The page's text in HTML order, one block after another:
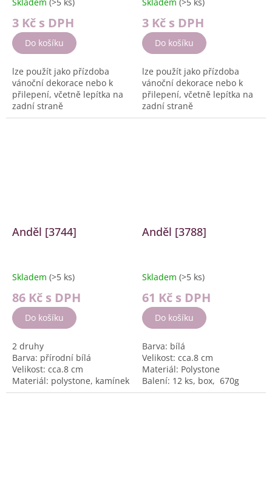
3 Kč s DPH
Do košíku
lze použít jako přízdoba
vánoční dekorace nebo k
přilepení, včetně lepítka na
zadní straně
Velikost: cca. 3 cm
3 Kč s DPH
Do košíku
lze použít jako přízdoba
vánoční dekorace nebo k
přilepení, včetně lepítka na
zadní straně
Velikost: cca. 3 cm
Anděl [3744]
Skladem (>5 ks)
86 Kč s DPH
Do košíku
2 druhy
Barva: přírodní bílá
Velikost: cca.8 cm
Materiál: polystone, kamínek
Balení: 12 ks, box, 760g
Anděl [3788]
Skladem (>5 ks)
61 Kč s DPH
Do košíku
Barva: bílá
Velikost: cca.8 cm
Materiál: Polystone
Balení: 12 ks, box, 670g